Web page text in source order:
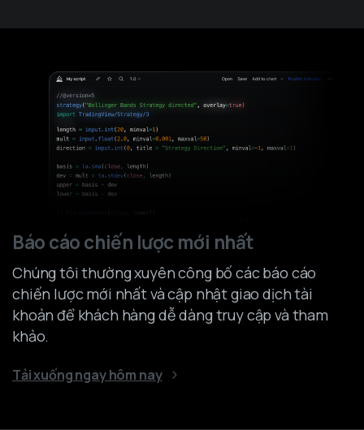
to
Báo cáo chiến lược mới nhất
Chúng tôi thường xuyên công bố các báo cáo
chiến lược mới nhất và cập nhật giao dịch tài
khoản để khách hàng dễ dàng truy cập và tham
khảo.
Tải xuống ngay hôm nay